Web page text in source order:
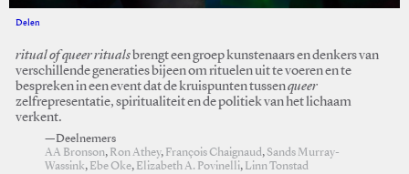
Delen
ritual of queer rituals brengt een groep kunstenaars en denkers van
verschillende generaties bijeen om rituelen uit te voeren en te
bespreken in een event dat de kruispunten tussenqueer
zelfrepresentatie, spiritualiteit en de politiek van het lichaam
verkent.
—Deelnemers
AA Bronson, Ron Athey, François Chaignaud,Sands Murray-
Wassink, Ebe Oke, Elizabeth A. Povinelli, Linn Tonstad